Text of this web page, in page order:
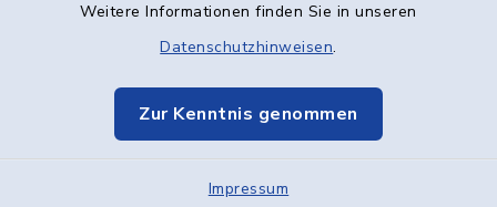
Weitere Informationen finden Sie in unseren
Datenschutzhinweisen.
Zur Kenntnis genommen
Impressum
Datenschutz
Elektronische Kommunikation
Sitemap